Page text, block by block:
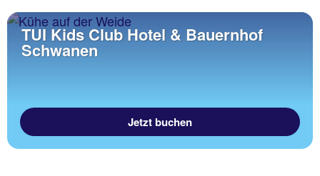
TUI Kids Club Hotel & Bauernhof
Schwanen
Jetzt buchen